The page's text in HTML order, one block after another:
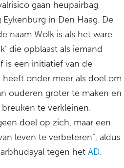
gaan heupairbag
in Den Haag. De
naam Wolk is als het ware
die opblaast als iemand
is een initiatief van de
heeft onder meer als doel om
ouderen groter te maken en
te verkleinen.
doel op zich, maar een
leven te verbeteren”, aldus
tegen het AD.